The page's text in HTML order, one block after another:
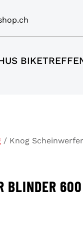
/ Knog
BLINDER